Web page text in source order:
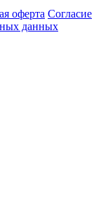
оферта Согласие
данных